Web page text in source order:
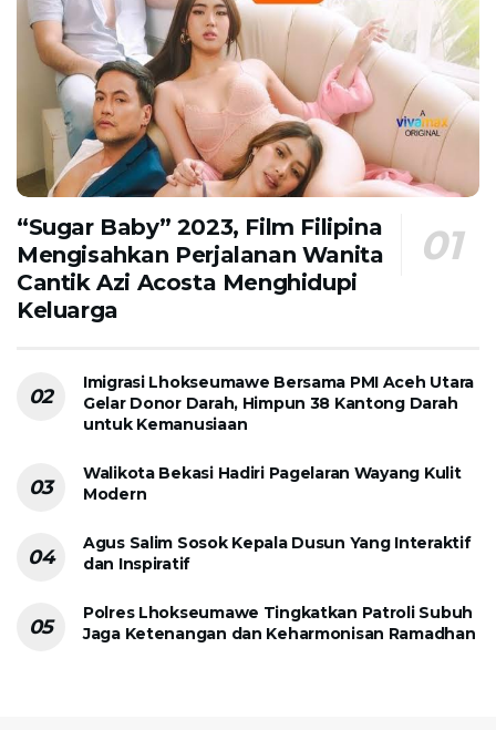
“Sugar Baby” 2023, Film Filipina
Mengisahkan Perjalanan Wanita
Cantik Azi Acosta Menghidupi
Keluarga
Imigrasi Lhokseumawe Bersama PMI Aceh Utara
Gelar Donor Darah, Himpun 38 Kantong Darah
untuk Kemanusiaan
Walikota Bekasi Hadiri Pagelaran Wayang Kulit
Modern
Agus Salim Sosok Kepala Dusun Yang Interaktif
dan Inspiratif
Polres Lhokseumawe Tingkatkan Patroli Subuh
Jaga Ketenangan dan Keharmonisan Ramadhan